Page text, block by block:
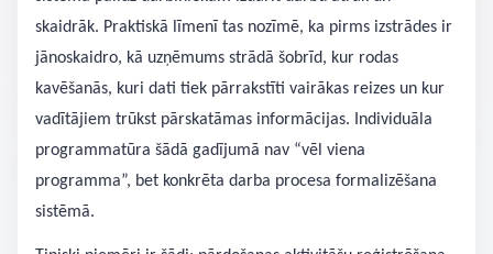
skaidrāk. Praktiskā līmenī tas nozīmē, ka pirms izstrādes ir
jānoskaidro, kā uzņēmums strādā šobrīd, kur rodas
kavēšanās, kuri dati tiek pārrakstīti vairākas reizes un kur
vadītājiem trūkst pārskatāmas informācijas. Individuāla
programmatūra šādā gadījumā nav “vēl viena
programma”, bet konkrēta darba procesa formalizēšana
sistēmā.